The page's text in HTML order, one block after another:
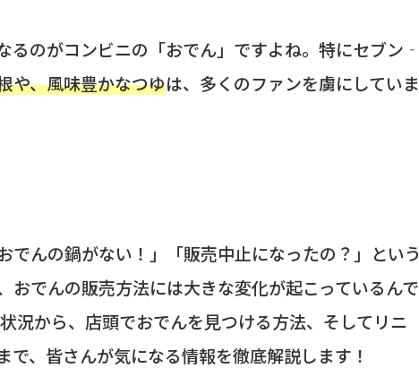
るのがコンビニの「おでん」ですよね。特にセブン‐
や、風味豊かなつゆは、多くのファンを虜にしていま
でんの鍋がない！」「販売中止になったの？」という
おでんの販売方法には大きな変化が起こっているんで
況から、店頭でおでんを見つける方法、そしてリニ
、皆さんが気になる情報を徹底解説します！